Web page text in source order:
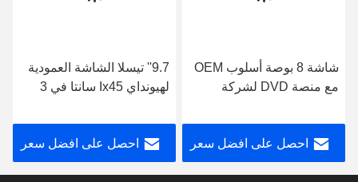
شاشة 8 بوصة أسلوب OEM
مع منصة DVD لشركة
2013-2016 أندرويد ستيريو
السيارةاحصل على افضل سعر
9.7'' تيسلا الشاشة العمودية
لهيونداي Ix45 سانتا في 3
المتعددة للسيارات الروبوت
احصل على افضل سعر